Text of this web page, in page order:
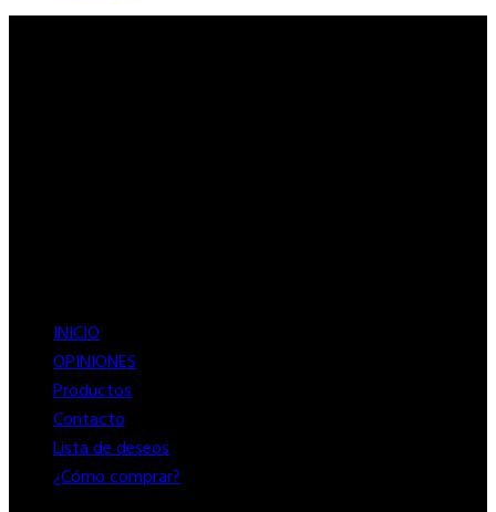
INICIO
OPINIONES
Productos
Contacto
Lista de deseos
¿Cómo comprar?